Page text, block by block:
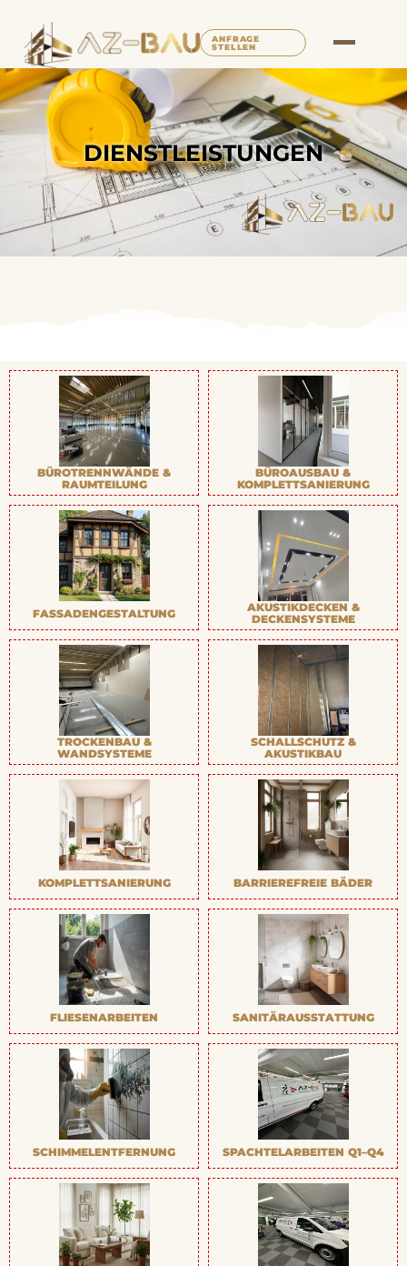
ANFRAGE
STELLEN
DIENSTLEISTUNGEN
BÜROTRENNWÄNDE &
RAUMTEILUNG
BÜROAUSBAU &
KOMPLETTSANIERUNG
FASSADENGESTALTUNG
AKUSTIKDECKEN &
DECKENSYSTEME
TROCKENBAU &
WANDSYSTEME
SCHALLSCHUTZ &
AKUSTIKBAU
KOMPLETTSANIERUNG BARRIEREFREIE BÄDER
FLIESENARBEITEN SANITÄRAUSSTATTUNG
SCHIMMELENTFERNUNG SPACHTELARBEITEN Q1–Q4